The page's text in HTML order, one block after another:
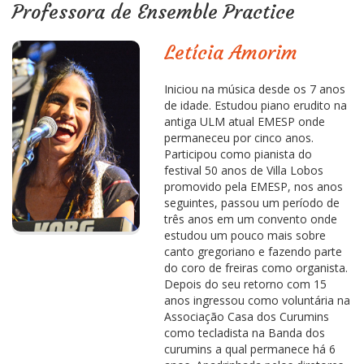
Professora de Ensemble Practice
Letícia Amorim
Iniciou na música desde os 7 anos
de idade. Estudou piano erudito na
antiga ULM atual EMESP onde
permaneceu por cinco anos.
Participou como pianista do
festival 50 anos de Villa Lobos
promovido pela EMESP, nos anos
seguintes, passou um período de
três anos em um convento onde
estudou um pouco mais sobre
canto gregoriano e fazendo parte
do coro de freiras como organista.
Depois do seu retorno com 15
anos ingressou como voluntária na
Associação Casa dos Curumins
como tecladista na Banda dos
curumins a qual permanece há 6